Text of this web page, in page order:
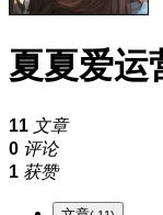
夏夏爱运
11 文章
0 评论
1 获赞